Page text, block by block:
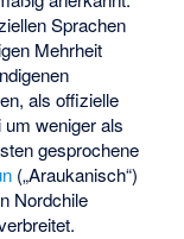
Sprachen
Mehrheit
als offizielle
weniger als
gesprochene
(„Araukanisch“)
Nordchile